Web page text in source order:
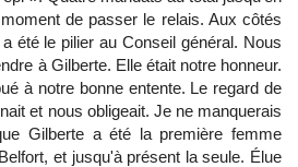
de passer le relais. Aux côtés
été le pilier au Conseil général. Nous
à Gilberte. Elle était notre honneur.
à notre bonne entente. Le regard de
et nous obligeait. Je ne manquerais
Gilberte a été la première femme
et jusqu'à présent la seule. Élue